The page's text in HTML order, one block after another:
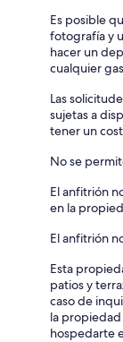
Es posible
fotografía y
hacer un
cualquier
Las
sujetas a
tener un
No se
El anfitrión
en la
El anfitrión
Esta
patios y
caso de
la
hospedarte